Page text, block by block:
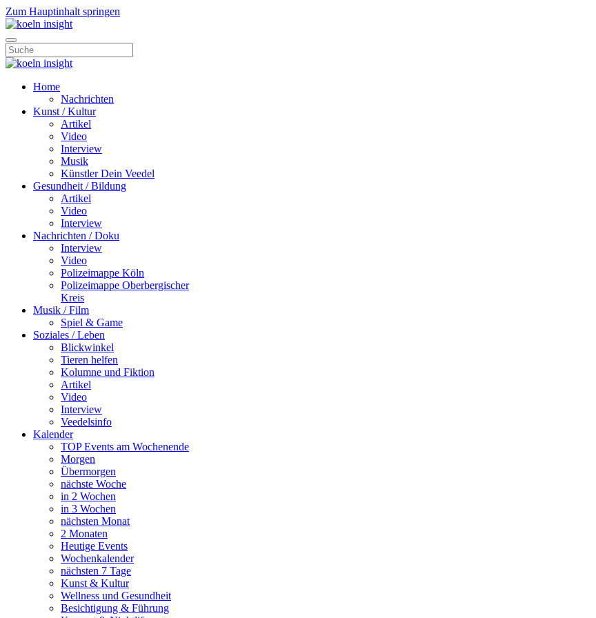
Zum Hauptinhalt springen
Home
Nachrichten
Kunst / Kultur
Artikel
Video
Interview
Musik
Künstler Dein Veedel
Gesundheit / Bildung
Artikel
Video
Interview
Nachrichten / Doku
Interview
Video
Polizeimappe Köln
Polizeimappe Oberbergischer
Kreis
Musik / Film
Spiel & Game
Soziales / Leben
Blickwinkel
Tieren helfen
Kolumne und Fiktion
Artikel
Video
Interview
Veedelsinfo
Kalender
TOP Events am Wochenende
Morgen
Übermorgen
nächste Woche
in 2 Wochen
in 3 Wochen
nächsten Monat
2 Monaten
Heutige Events
Wochenkalender
nächsten 7 Tage
Kunst & Kultur
Wellness und Gesundheit
Besichtigung & Führung